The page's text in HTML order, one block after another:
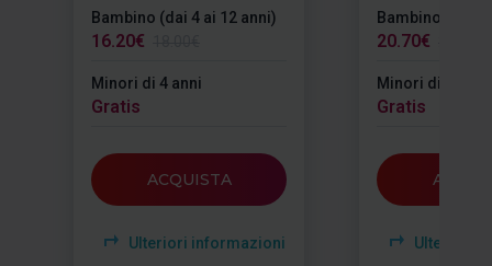
Bambino (dai 4 ai 12 anni)
16.20€
Minori di 4 anni
Gratis
ACQUISTA
Ulteriori informazioni
Bambino (dai 4
20.70€
Minori di 4 anni
Gratis
Ulteriori